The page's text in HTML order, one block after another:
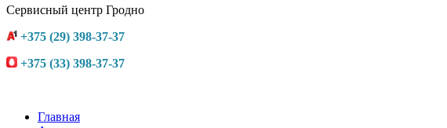
Сервисный центр Гродно
+375 (29) 398-37-37
+375 (33) 398-37-37
Главная